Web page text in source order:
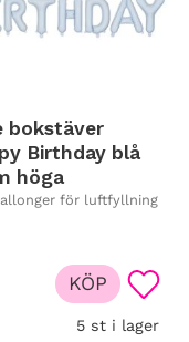
bokstäver
Birthday blå
höga
för luftfyllning
5 st i lager
KÖP